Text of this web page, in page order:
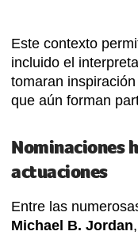
Este contexto
incluido el
tomaran
que aún forman
Nominaciones
actuaciones
Entre las
Michael B. Jordan